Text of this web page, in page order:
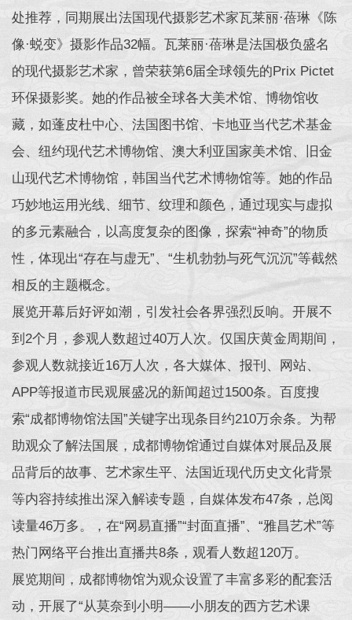
处推荐，同期展出法国现代摄影艺术家瓦莱丽·蓓琳《陈
像·蜕变》摄影作品32幅。瓦莱丽·蓓琳是法国极负盛名
的现代摄影艺术家，曾荣获第6届全球领先的Prix Pictet
环保摄影奖。她的作品被全球各大美术馆、博物馆收
藏，如蓬皮杜中心、法国图书馆、卡地亚当代艺术基金
会、纽约现代艺术博物馆、澳大利亚国家美术馆、旧金
山现代艺术博物馆，韩国当代艺术博物馆等。她的作品
巧妙地运用光线、细节、纹理和颜色，通过现实与虚拟
的多元素融合，以高度复杂的图像，探索“神奇”的物质
性，体现出“存在与虚无”、“生机勃勃与死气沉沉”等截然
相反的主题概念。
展览开幕后好评如潮，引发社会各界强烈反响。开展不
到2个月，参观人数超过40万人次。仅国庆黄金周期间，
参观人数就接近16万人次，各大媒体、报刊、网站、
APP等报道市民观展盛况的新闻超过1500条。百度搜
索“成都博物馆法国”关键字出现条目约210万余条。为帮
助观众了解法国展，成都博物馆通过自媒体对展品及展
品背后的故事、艺术家生平、法国近现代历史文化背景
等内容持续推出深入解读专题，自媒体发布47条，总阅
读量46万多。，在“网易直播”“封面直播”、“雅昌艺术”等
热门网络平台推出直播共8条，观看人数超120万。
展览期间，成都博物馆为观众设置了丰富多彩的配套活
动，开展了“从莫奈到小明——小朋友的西方艺术课